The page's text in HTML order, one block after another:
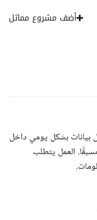
أضف مشروع مماثل
بشكل يومي داخل
العمل يتطلب